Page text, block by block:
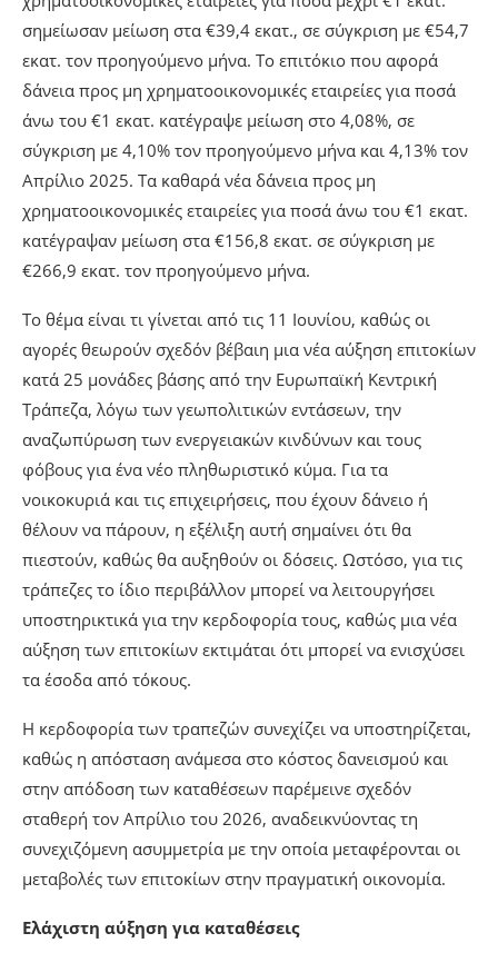
σημείωσαν μείωση στα €39,4 εκατ., σε σύγκριση με €54,7
εκατ. τον προηγούμενο μήνα. Το επιτόκιο που αφορά
δάνεια προς μη χρηματοοικονομικές εταιρείες για ποσά
άνω του €1 εκατ. κατέγραψε μείωση στο 4,08%, σε
σύγκριση με 4,10% τον προηγούμενο μήνα και 4,13% τον
Απρίλιο 2025. Τα καθαρά νέα δάνεια προς μη
χρηματοοικονομικές εταιρείες για ποσά άνω του €1 εκατ.
κατέγραψαν μείωση στα €156,8 εκατ. σε σύγκριση με
€266,9 εκατ. τον προηγούμενο μήνα.
Το θέμα είναι τι γίνεται από τις 11 Ιουνίου, καθώς οι
αγορές θεωρούν σχεδόν βέβαιη μια νέα αύξηση επιτοκίων
κατά 25 μονάδες βάσης από την Ευρωπαϊκή Κεντρική
Τράπεζα, λόγω των γεωπολιτικών εντάσεων, την
αναζωπύρωση των ενεργειακών κινδύνων και τους
φόβους για ένα νέο πληθωριστικό κύμα. Για τα
νοικοκυριά και τις επιχειρήσεις, που έχουν δάνειο ή
θέλουν να πάρουν, η εξέλιξη αυτή σημαίνει ότι θα
πιεστούν, καθώς θα αυξηθούν οι δόσεις. Ωστόσο, για τις
τράπεζες το ίδιο περιβάλλον μπορεί να λειτουργήσει
υποστηρικτικά για την κερδοφορία τους, καθώς μια νέα
αύξηση των επιτοκίων εκτιμάται ότι μπορεί να ενισχύσει
τα έσοδα από τόκους.
Η κερδοφορία των τραπεζών συνεχίζει να υποστηρίζεται,
καθώς η απόσταση ανάμεσα στο κόστος δανεισμού και
στην απόδοση των καταθέσεων παρέμεινε σχεδόν
σταθερή τον Απρίλιο του 2026, αναδεικνύοντας τη
συνεχιζόμενη ασυμμετρία με την οποία μεταφέρονται οι
μεταβολές των επιτοκίων στην πραγματική οικονομία.
Ελάχιστη αύξηση για καταθέσεις